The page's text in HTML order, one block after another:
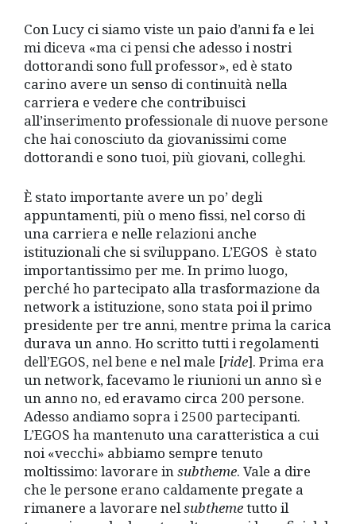
Con Lucy ci siamo viste un paio d’anni fa e lei
mi diceva «ma ci pensi che adesso i nostri
dottorandi sono full professor», ed è stato
carino avere un senso di continuità nella
carriera e vedere che contribuisci
all’inserimento professionale di nuove persone
che hai conosciuto da giovanissimi come
dottorandi e sono tuoi, più giovani, colleghi.
È stato importante avere un po’ degli
appuntamenti, più o meno fissi, nel corso di
una carriera e nelle relazioni anche
istituzionali che si sviluppano. L’EGOS è stato
importantissimo per me. In primo luogo,
perché ho partecipato alla trasformazione da
network a istituzione, sono stata poi il primo
presidente per tre anni, mentre prima la carica
durava un anno. Ho scritto tutti i regolamenti
dell’EGOS, nel bene e nel male [ride]. Prima era
un network, facevamo le riunioni un anno sì e
un anno no, ed eravamo circa 200 persone.
Adesso andiamo sopra i 2500 partecipanti.
L’EGOS ha mantenuto una caratteristica a cui
noi «vecchi» abbiamo sempre tenuto
moltissimo: lavorare insubtheme. Vale a dire
che le persone erano caldamente pregate a
rimanere a lavorare nelsubthemetutto il